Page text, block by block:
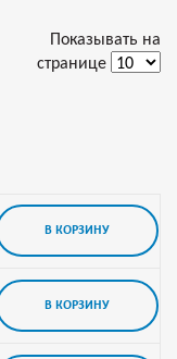
Показывать на
странице
В КОРЗИНУ
В КОРЗИНУ